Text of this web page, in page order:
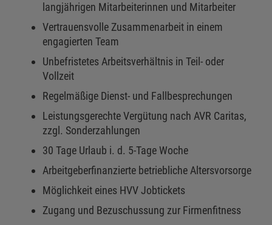
langjährigen Mitarbeiterinnen und Mitarbeiter
Vertrauensvolle Zusammenarbeit in einem
engagierten Team
Unbefristetes Arbeitsverhältnis in Teil- oder
Vollzeit
Regelmäßige Dienst- und Fallbesprechungen
Leistungsgerechte Vergütung nach AVR Caritas,
zzgl. Sonderzahlungen
30 Tage Urlaub i. d. 5-Tage Woche
Arbeitgeberfinanzierte betriebliche Altersvorsorge
Möglichkeit eines HVV Jobtickets
Zugang und Bezuschussung zur Firmenfitness